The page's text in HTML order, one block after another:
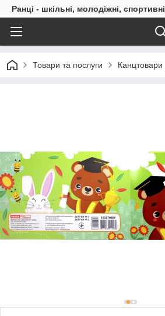
Ранці - шкільні, молодіжні, спортивні
Товари та послуги Канцтовари